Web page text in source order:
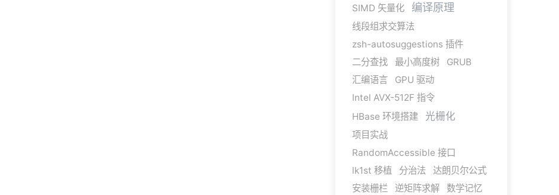
SIMD 矢量化
编译原理
线段组求交算法
zsh-autosuggestions 插件
二分查找
最小高度树
GRUB
汇编语言
GPU 驱动
Intel AVX-512F 指令
HBase 环境搭建
光栅化
项目实战
RandomAccessible 接口
lk1st 移植
分治法
达朗贝尔公式
安装栅栏
逆矩阵求解
数学记忆